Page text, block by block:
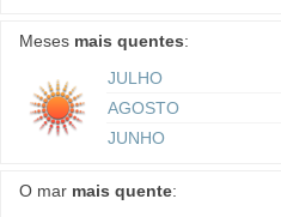
Meses mais quentes:
JULHO
AGOSTO
JUNHO
O mar mais quente: